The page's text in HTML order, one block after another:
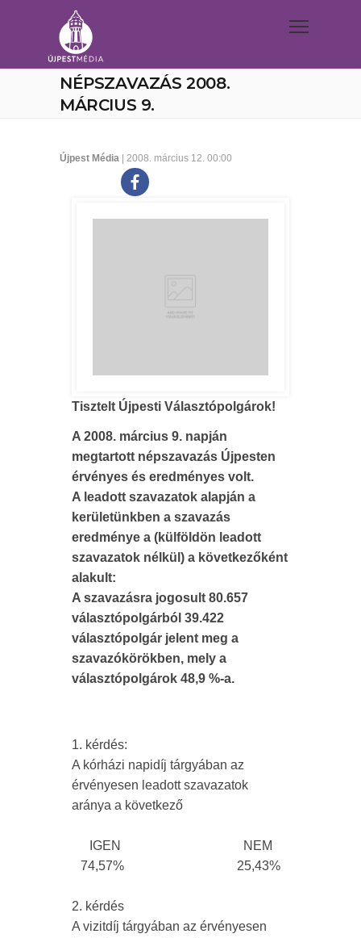
NÉPSZAVAZÁS 2008.
MÁRCIUS 9.
Újpest Média | 2008. március 12. 00:00
Tisztelt Újpesti Választópolgárok!
A 2008. március 9. napján
megtartott népszavazás Újpesten
érvényes és eredményes volt.
A leadott szavazatok alapján a
kerületünkben a szavazás
eredménye a (külföldön leadott
szavazatok nélkül) a következőként
alakult:
A szavazásra jogosult 80.657
választópolgárból 39.422
választópolgár jelent meg a
szavazókörökben, mely a
választópolgárok 48,9 %-a.
1. kérdés:
A kórházi napidíj tárgyában az
érvényesen leadott szavazatok
aránya a következő
IGEN NEM
74,57% 25,43%
2. kérdés
A vizitdíj tárgyában az érvényesen